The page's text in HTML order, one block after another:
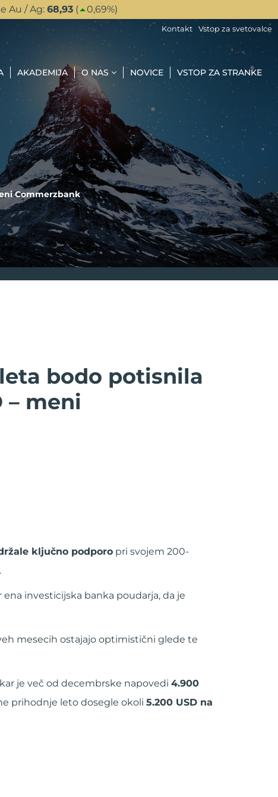
Au / Ag: 68,93( 0,69%)
Vstop za svetovalce
Kontakt
AKADEMIJA O NAS NOVICE VSTOP ZA STRANKE
Commerzbank
bodo potisnila
– meni
ključno podporo pri svojem 200-
ena investicijska banka poudarja, da je
mesecih ostajajo optimistični glede te
je več od decembrske napovedi 4.900
prihodnje leto dosegle okoli 5.200 USD na